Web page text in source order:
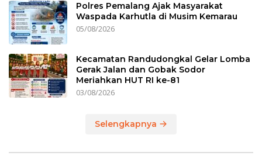
Polres Pemalang Ajak Masyarakat
Waspada Karhutla di Musim Kemarau
05/08/2026
Kecamatan Randudongkal Gelar Lomba
Gerak Jalan dan Gobak Sodor
Meriahkan HUT RI ke-81
03/08/2026
Selengkapnya